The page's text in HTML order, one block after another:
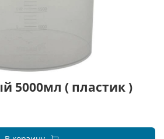
5000мл ( пластик )